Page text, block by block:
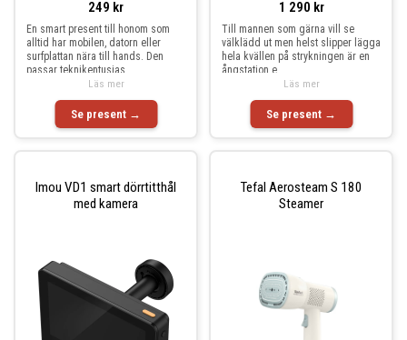
249 kr
En smart present till honom som
alltid har mobilen, datorn eller
surfplattan nära till hands. Den
passar teknikentusias
Se present →
Läs mer
1 290 kr
Till mannen som gärna vill se
välklädd ut men helst slipper lägga
hela kvällen på strykningen är en
ångstation e
Se present →
Läs mer
Imou VD1 smart dörrtitthål
med kamera
Tefal Aerosteam S 180
Steamer